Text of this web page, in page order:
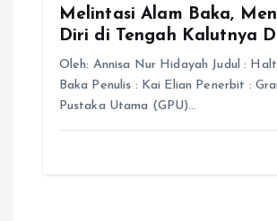
Melintasi Alam Baka,
Diri di Tengah Kalutnya
Oleh: Annisa Nur Hidayah Judul :
Baka Penulis : Kai Elian Penerbit :
Pustaka Utama (GPU)…